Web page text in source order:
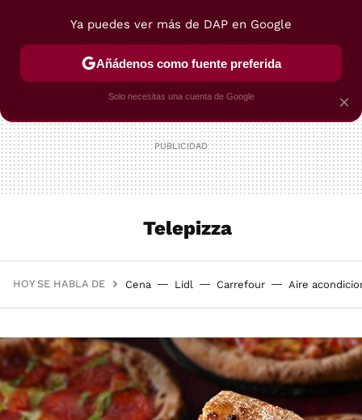
POSTRES VIAJES SELECCIÓN VEGUI
Telepizza
HOY SE HABLA DE Cena Lidl Carrefour Aire
×
Ya puedes ver más de DAP en Google
Añádenos como fuente preferida
Solo necesitas una cuenta de Google